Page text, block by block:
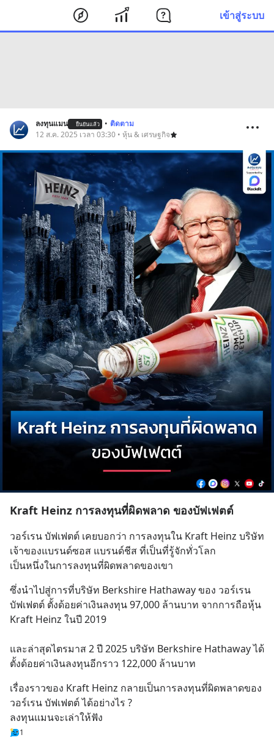
เข้าสู่ระบบ
ลงทุนแมน ยืนยันแล้ว • ติดตาม
12 ส.ค. 2025 เวลา 03:30 • หุ้น & เศรษฐกิจ
Kraft Heinz การลงทุนที่ผิดพลาด ของบัฟเฟตต์
วอร์เรน บัฟเฟตต์ เคยบอกว่า การลงทุนใน Kraft Heinz บริษัท
เจ้าของแบรนด์ซอส แบรนด์ชีส ที่เป็นที่รู้จักทั่วโลก
เป็นหนึ่งในการลงทุนที่ผิดพลาดของเขา
ซึ่งนำไปสู่การที่บริษัท Berkshire Hathaway ของ วอร์เรน
บัฟเฟตต์ ตั้งด้อยค่าเงินลงทุน 97,000 ล้านบาท จากการถือหุ้น
Kraft Heinz ในปี 2019
และล่าสุดไตรมาส 2 ปี 2025 บริษัท Berkshire Hathaway ได้
ตั้งด้อยค่าเงินลงทุนอีกราว 122,000 ล้านบาท
เรื่องราวของ Kraft Heinz กลายเป็นการลงทุนที่ผิดพลาดของ
วอร์เรน บัฟเฟตต์ ได้อย่างไร ?
ลงทุนแมนจะเล่าให้ฟัง
1